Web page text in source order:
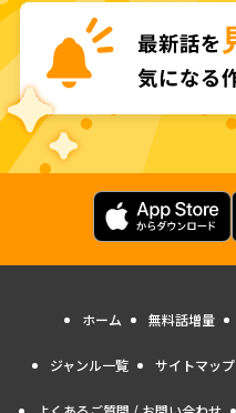
ホーム 無料話増量
ジャンル一覧 サイトマップ